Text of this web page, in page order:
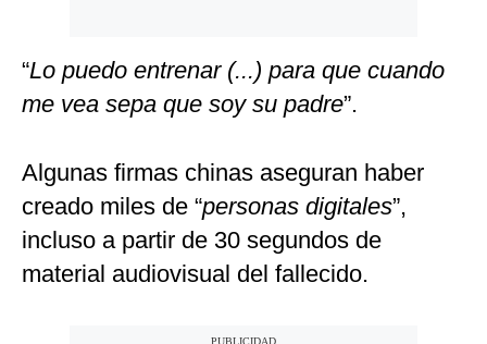
“Lo puedo entrenar (...) para que cuando
me vea sepa que soy su padre”.
Algunas firmas chinas aseguran haber
creado miles de “personas digitales”,
incluso a partir de 30 segundos de
material audiovisual del fallecido.